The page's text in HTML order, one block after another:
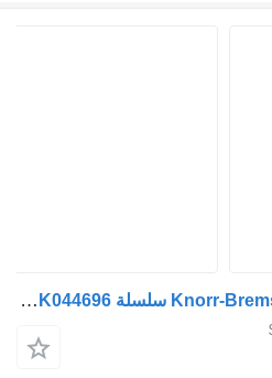
صمام التحكم في الفرامل Knorr-Bremse سلسلة R (01.04-) K000087 K044696 لـ الشاحنات Scania P,G,R,T-series (2004-2017)